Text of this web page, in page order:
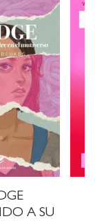
A SU